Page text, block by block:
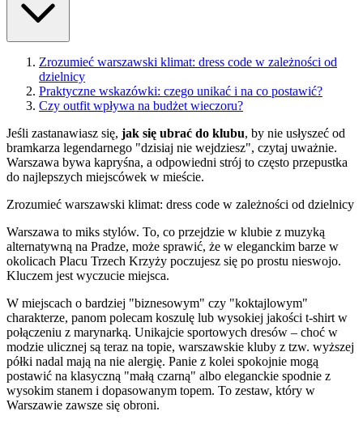
Zrozumieć warszawski klimat: dress code w zależności od
dzielnicy
Praktyczne wskazówki: czego unikać i na co postawić?
Czy outfit wpływa na budżet wieczoru?
Jeśli zastanawiasz się, jak się ubrać do klubu, by nie usłyszeć od
bramkarza legendarnego "dzisiaj nie wejdziesz", czytaj uważnie.
Warszawa bywa kapryśna, a odpowiedni strój to często przepustka
do najlepszych miejscówek w mieście.
Zrozumieć warszawski klimat: dress code w zależności od dzielnicy
Warszawa to miks stylów. To, co przejdzie w klubie z muzyką
alternatywną na Pradze, może sprawić, że w eleganckim barze w
okolicach Placu Trzech Krzyży poczujesz się po prostu nieswojo.
Kluczem jest wyczucie miejsca.
W miejscach o bardziej "biznesowym" czy "koktajlowym"
charakterze, panom polecam koszulę lub wysokiej jakości t-shirt w
połączeniu z marynarką. Unikajcie sportowych dresów – choć w
modzie ulicznej są teraz na topie, warszawskie kluby z tzw. wyższej
półki nadal mają na nie alergię. Panie z kolei spokojnie mogą
postawić na klasyczną "małą czarną" albo eleganckie spodnie z
wysokim stanem i dopasowanym topem. To zestaw, który w
Warszawie zawsze się obroni.